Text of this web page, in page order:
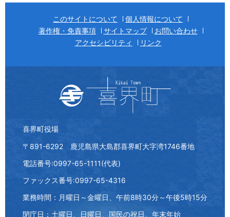
このサイトについて
個人情報について
著作権・免責事項
サイトマップ
お問い合わせ
アクセシビリティ
リンク
喜界町役場
〒891-6292 鹿児島県大島郡喜界町大字湾1746番地
電話番号:0997-65-1111(代表)
ファックス番号:0997-65-4316
業務時間：月曜日～金曜日、午前8時30分～午後5時15分
閉庁日：土曜日、日曜日、国民の祝日、年末年始